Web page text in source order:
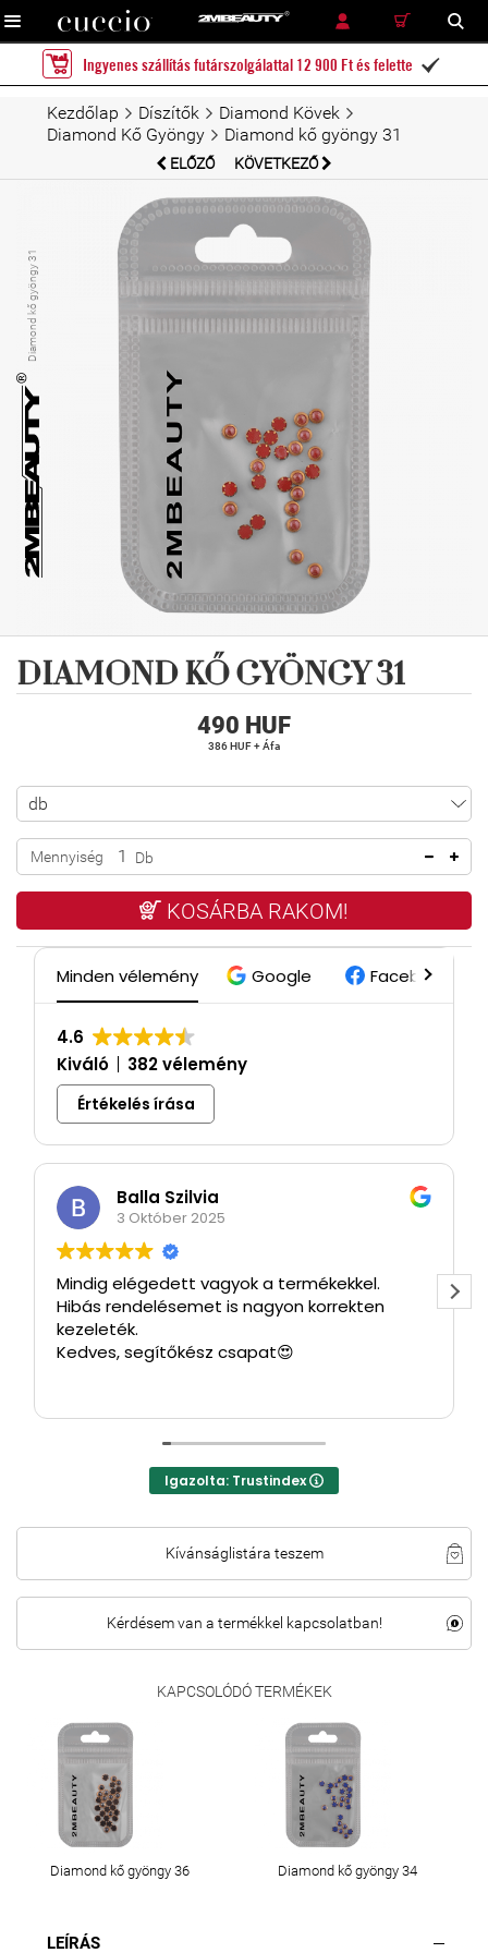
RÉSZLETES KERESÉS KERESÉS
Ingyenes szállítás futárszolgálattal 12 900 Ft és felette 
Kezdőlap Díszítők
Diamond Kövek
Diamond Kő Gyöngy
Diamond kő gyöngy 31
ELŐZŐ KÖVETKEZŐ
Diamond kő gyöngy 31
DIAMOND KŐ GYÖNGY 31
490 HUF
386 HUF + Áfa
Mennyiség Db
KOSÁRBA RAKOM!
Minden vélemény Google Facebook
4.6
Kiváló
382 vélemény
Értékelés írása
Balla Szilvia
3 Október 2025
Mindig elégedett vagyok a termékekkel.
Hibás rendelésemet is nagyon korrekten
kezeleték.
Kedves, segítőkész csapat😍
Igazolta: Trustindex
Kívánságlistára teszem
Kérdésem van a termékkel kapcsolatban!
KAPCSOLÓDÓ TERMÉKEK
Diamond kő gyöngy 36 Diamond kő gyöngy 34
LEÍRÁS